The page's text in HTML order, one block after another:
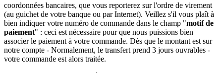
coordonnées bancaires, que vous reporterez sur l'ordre de virement
(au guichet de votre banque ou par Internet). Veillez s'il vous plaît à
bien indiquer votre numéro de commande dans le champ "motif de
paiement" : ceci est nécessaire pour que nous puissions bien
associer le paiement à votre commande. Dès que le montant est sur
notre compte - Normalement, le transfert prend 3 jours ouvrables -
votre commande est alors traitée.